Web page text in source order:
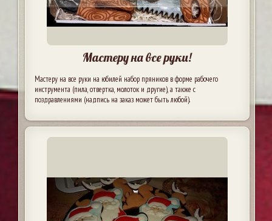
Мастеру на все руки!
Мастеру на все руки на юбилей набор пряников в форме рабочего
инструмента (пила, отвертка, молоток и другие), а также с
поздравлениями (надпись на заказ может быть любой).